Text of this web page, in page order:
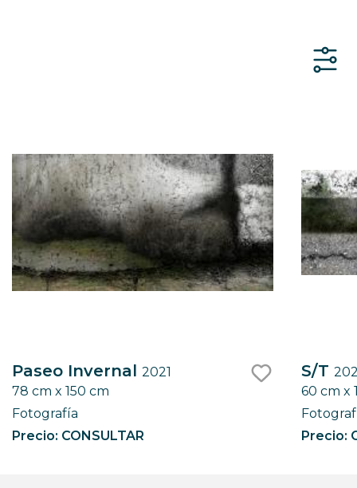
Paseo Invernal 2021
78 cm x 150 cm
Fotografía
Precio: CONSULTAR
S/T
60 cm x
Precio: